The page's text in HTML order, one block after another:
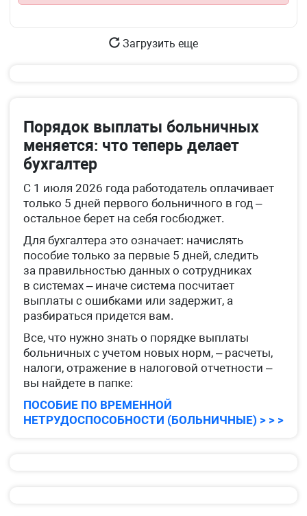
Загрузить еще
Порядок выплаты больничных
меняется: что теперь делает
бухгалтер
С 1 июля 2026 года работодатель оплачивает
только 5 дней первого больничного в год –
остальное берет на себя госбюджет.
Для бухгалтера это означает: начислять
пособие только за первые 5 дней, следить
за правильностью данных о сотрудниках
в системах – иначе система посчитает
выплаты с ошибками или задержит, а
разбираться придется вам.
Все, что нужно знать о порядке выплаты
больничных с учетом новых норм, – расчеты,
налоги, отражение в налоговой отчетности –
вы найдете в папке:
ПОСОБИЕ ПО ВРЕМЕННОЙ
НЕТРУДОСПОСОБНОСТИ (БОЛЬНИЧНЫЕ) > > >